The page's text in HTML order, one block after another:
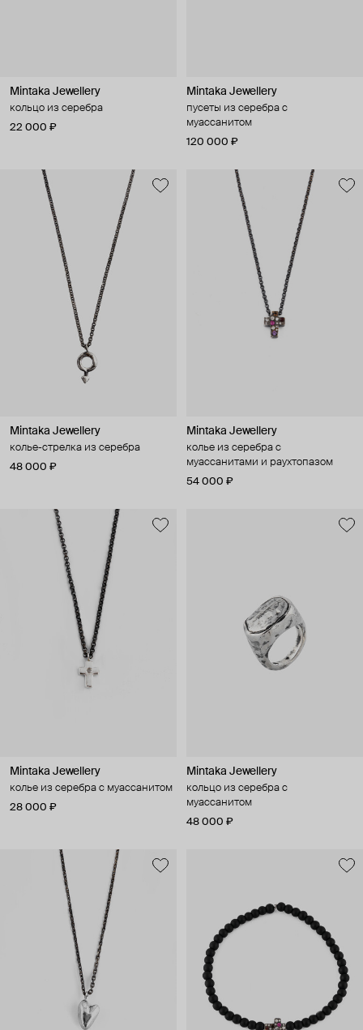
Mintaka Jewellery
кольцо из серебра
22 000 ₽
Mintaka Jewellery
пусеты из серебра с
муассанитом
120 000 ₽
Mintaka Jewellery
колье-стрелка из серебра
48 000 ₽
Mintaka Jewellery
колье из серебра с
муассанитами и раухтопазом
54 000 ₽
Mintaka Jewellery
колье из серебра с муассанитом
28 000 ₽
Mintaka Jewellery
кольцо из серебра с
муассанитом
48 000 ₽